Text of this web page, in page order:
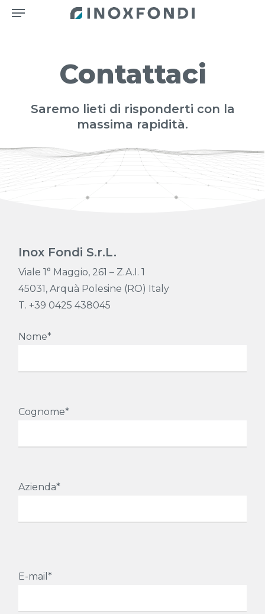
SkipMenu
Contattaci
Saremo lieti di risponderti con la
massima rapidità.
Inox Fondi S.r.L.
Viale 1° Maggio, 261 – Z.A.I. 1
45031, Arquà Polesine (RO) Italy
T. +39 0425 438045
Nome*
Cognome*
Azienda*
E-mail*